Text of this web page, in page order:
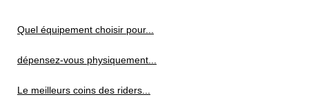
Quel équipement choisir pour...
dépensez-vous physiquement...
Le meilleurs coins des riders...